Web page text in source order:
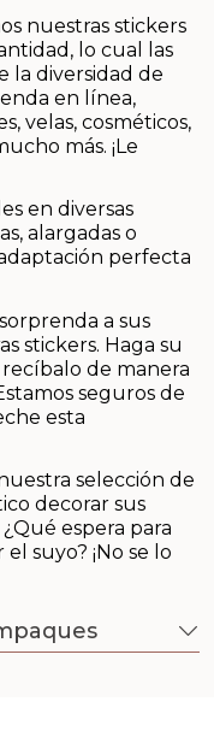
nuestras stickers
lo cual las
la diversidad de
en línea,
velas, cosméticos,
más. ¡Le
en diversas
alargadas o
perfecta
a sus
stickers. Haga su
de manera
seguros de
esta
selección de
decorar sus
espera para
suyo? ¡No se lo